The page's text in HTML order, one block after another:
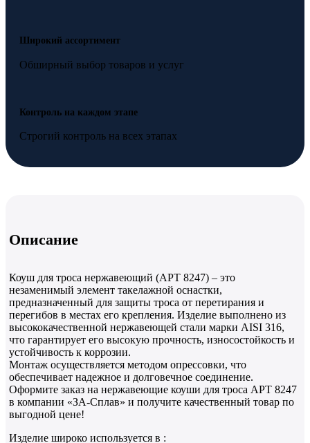
Широкий ассортимент
Обширный выбор товаров и услуг
Контроль на каждом этапе
Строгий контроль на всех этапах
Описание
Коуш для троса нержавеющий (АРТ 8247) – это
незаменимый элемент такелажной оснастки,
предназначенный для защиты троса от перетирания и
перегибов в местах его крепления. Изделие выполнено из
высококачественной нержавеющей стали марки AISI 316,
что гарантирует его высокую прочность, износостойкость и
устойчивость к коррозии.
Монтаж осуществляется методом опрессовки, что
обеспечивает надежное и долговечное соединение.
Оформите заказ на нержавеющие коуши для троса АРТ 8247
в компании «ЗА-Сплав» и получите качественный товар по
выгодной цене!
Изделие широко используется в :